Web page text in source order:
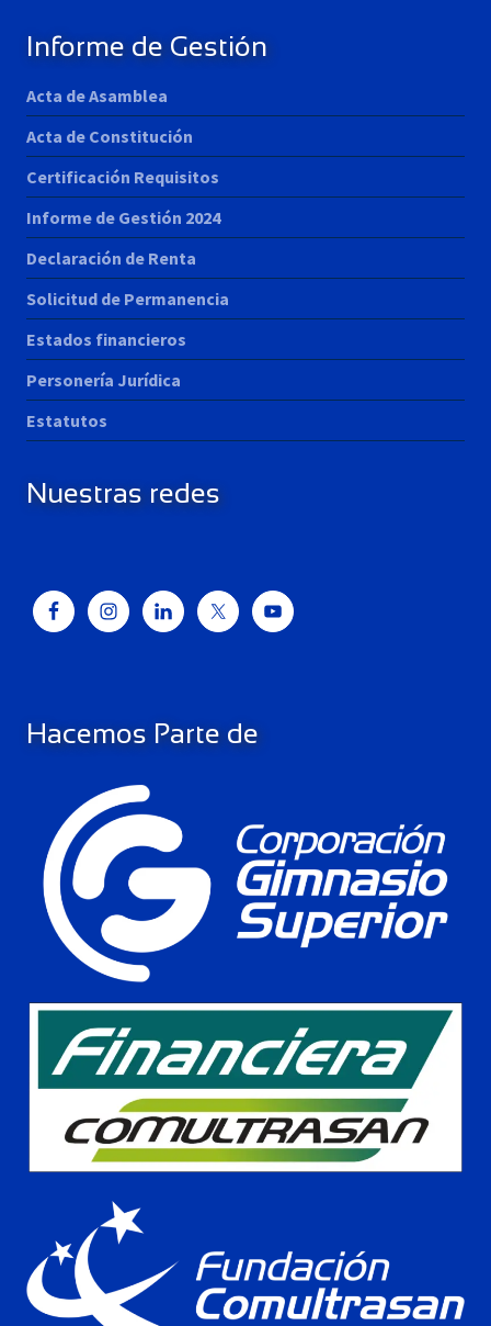
Informe de Gestión
Acta de Asamblea
Acta de Constitución
Certificación Requisitos
Informe de Gestión 2024
Declaración de Renta
Solicitud de Permanencia
Estados financieros
Personería Jurídica
Estatutos
Nuestras redes
Hacemos Parte de